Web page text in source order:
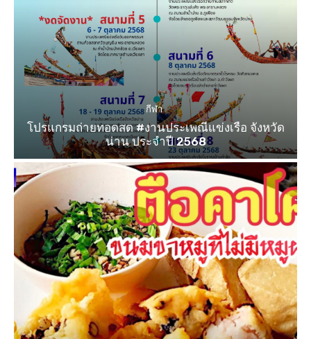
กีฬา
โปรแกรมถ่ายทอดสด #งานประเพณีแข่งเรือ จังหวัด
น่าน ประจำปี 2568